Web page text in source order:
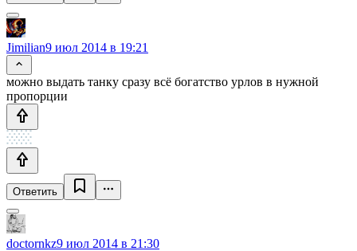
Jimilian9 июл 2014 в 19:21
можно выдать танку сразу всё богатство урлов в нужной
пропорции
Ответить
doctornkz9 июл 2014 в 21:30